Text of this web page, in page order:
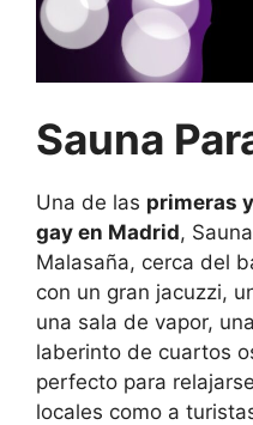
Sauna
Una de las primeras
gay en Madrid,
Malasaña, cerca del
con un gran jacuzzi,
una sala de vapor,
laberinto de cuartos
perfecto para
locales como a